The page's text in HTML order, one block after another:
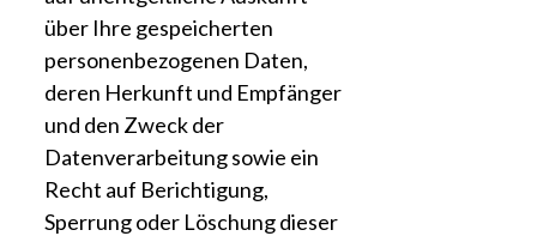
über Ihre gespeicherten
personenbezogenen Daten,
deren Herkunft und Empfänger
und den Zweck der
Datenverarbeitung sowie ein
Recht auf Berichtigung,
Sperrung oder Löschung dieser